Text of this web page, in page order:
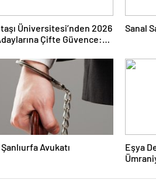
Üniversitesi’nden 2026
Çifte Güvence:
Sanal
Avukatı
Eşya